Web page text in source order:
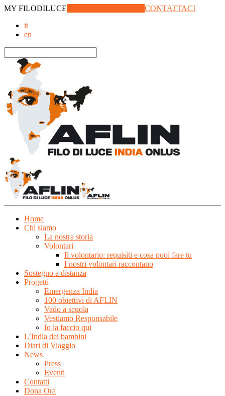
MY FILODILUCE
CONTATTACI
it
en
Home
Chi siamo
La nostra storia
Volontari
Il volontario: requisiti e cosa puoi fare tu
I nostri volontari raccontano
Sostegno a distanza
Progetti
Emergenza India
100 obiettivi di AFLIN
Vado a scuola
Vestiamo Responsabile
Io la faccio qui
L’India dei bambini
Diari di Viaggio
News
Press
Eventi
Contatti
Dona Ora